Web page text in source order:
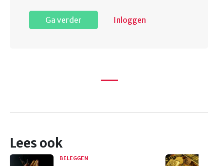
Ga verder Inloggen
Lees ook
BELEGGEN